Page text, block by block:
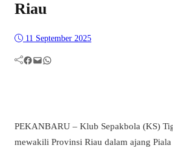
Riau
11 September 2025
Facebook Mail WhatsApp
PEKANBARU – Klub Sepakbola (KS)
mewakili Provinsi Riau dalam ajang